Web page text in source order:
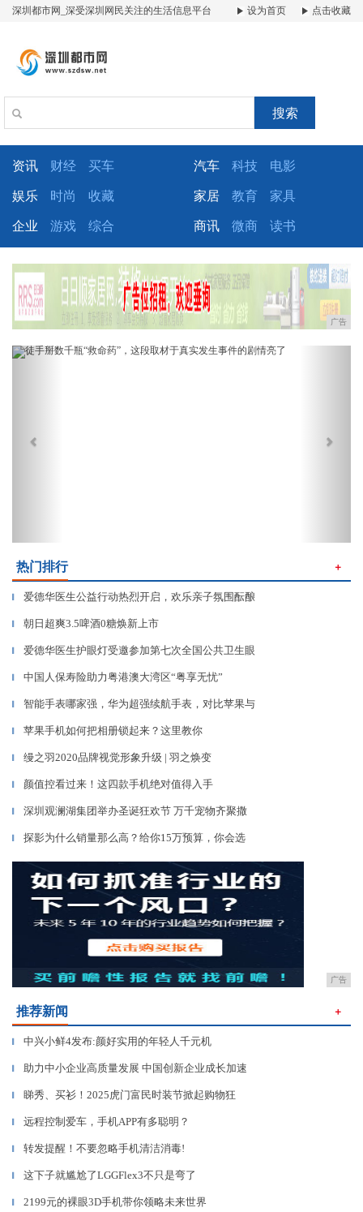
深圳都市网_深受深圳网民关注的生活信息平台 设为首页 点击收藏
搜索
资讯 财经 买车 汽车 科技 电影
娱乐 时尚 收藏 家居 教育 家具
企业 游戏 综合 商讯 微商 读书
广告
Previous
热门排行 ＋
▎ 爱德华医生公益行动热烈开启，欢乐亲子氛围酝酿
▎ 朝日超爽3.5啤酒0糖焕新上市
▎ 爱德华医生护眼灯受邀参加第七次全国公共卫生眼
▎ 中国人保寿险助力粤港澳大湾区“粤享无忧”
▎ 智能手表哪家强，华为超强续航手表，对比苹果与
▎ 苹果手机如何把相册锁起来？这里教你
▎ 缦之羽2020品牌视觉形象升级 | 羽之焕变
▎ 颜值控看过来！这四款手机绝对值得入手
▎ 深圳观澜湖集团举办圣诞狂欢节 万千宠物齐聚撒
▎ 探影为什么销量那么高？给你15万预算，你会选
广告
推荐新闻 ＋
▎ 中兴小鲜4发布:颜好实用的年轻人千元机
▎ 助力中小企业高质量发展 中国创新企业成长加速
▎ 睇秀、买衫！2025虎门富民时装节掀起购物狂
▎ 远程控制爱车，手机APP有多聪明？
▎ 转发提醒！不要忽略手机清洁消毒!
▎ 这下子就尴尬了LGGFlex3不只是弯了
▎ 2199元的裸眼3D手机带你领略未来世界